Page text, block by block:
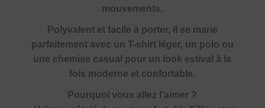
mouvements.
Polyvalent et facile à porter, il se marie
parfaitement avec un T-shirt léger, un polo ou
une chemise casual pour un look estival à la
fois moderne et confortable.
Pourquoi vous allez l’aimer ?